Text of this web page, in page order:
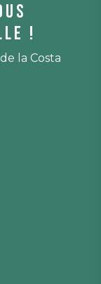
!
la Costa